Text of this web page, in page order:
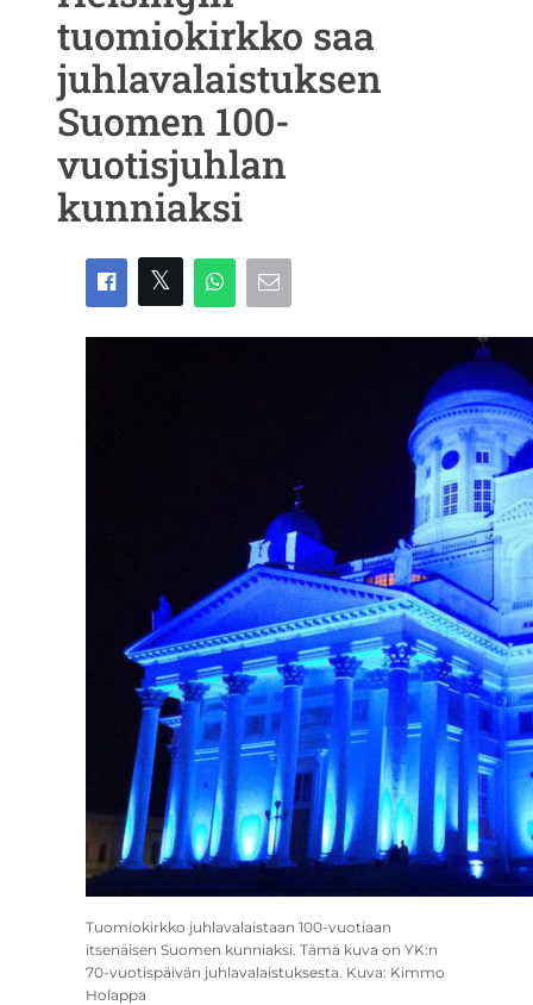
tuomiokirkko saa
juhlavalaistuksen
Suomen 100-
vuotisjuhlan
kunniaksi
Tuomiokirkko juhlavalaistaan 100-vuotiaan
itsenäisen Suomen kunniaksi. Tämä kuva on YK:n
70-vuotispäivän juhlavalaistuksesta. Kuva: Kimmo
Holappa